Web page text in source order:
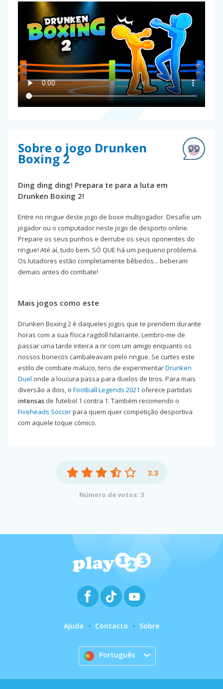
Sobre o jogo Drunken
Boxing 2
Ding ding ding! Prepara te para a luta em
Drunken Boxing 2!
Entre no ringue deste jogo de boxe multijogador. Desafie um
jogador ou o computador neste jogo de desporto online.
Prepare os seus punhos e derrube os seus oponentes do
ringue! Até aí, tudo bem. SÓ QUE há um pequeno problema.
Os lutadores estão completamente bêbedos... beberam
demais antes do combate!
Mais jogos como este
Drunken Boxing 2 é daqueles jogos que te prendem durante
horas com a sua física ragdoll hilariante. Lembro-me de
passar uma tarde inteira a rir com um amigo enquanto os
nossos bonecos cambaleavam pelo ringue. Se curtes este
estilo de combate maluco, tens de experimentarDrunken
Duel onde a loucura passa para duelos de tiros. Para mais
diversão a dois, o Football Legends 2021 oferece partidas
intensas de futebol 1 contra 1. Também recomendo o
Fiveheads Soccerpara quem quer competição desportiva
com aquele toque cómico.
3.3
Número de votos: 3
Ajuda Contacto Sobre
Português